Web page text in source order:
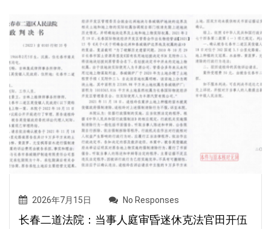
2026年7月15日 No Responses
长春二道法院：当事人庭审昏迷休克法官田开伍